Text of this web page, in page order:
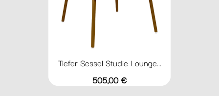
Tiefer Sessel Studie Lounge...
Preis
505,00 €